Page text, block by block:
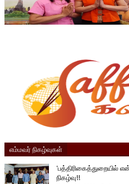
எம்மவர் நிகழ்வுகள்
'பத்திரிகைத்துறையில்
நிகழ்வு!!